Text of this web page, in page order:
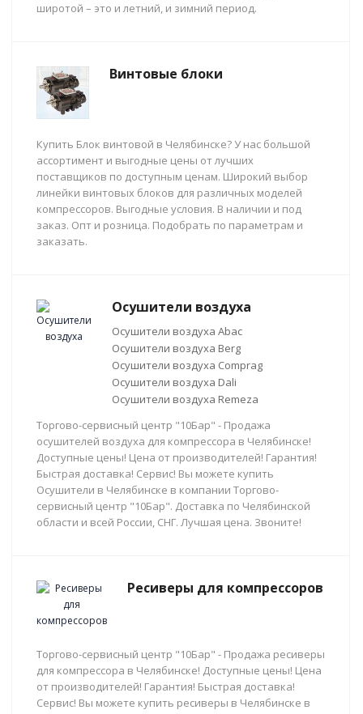
широтой – это и летний, и зимний период.
Винтовые блоки
Купить Блок винтовой в Челябинске? У нас большой
ассортимент и выгодные цены от лучших
поставщиков по доступным ценам. Широкий выбор
линейки винтовых блоков для различных моделей
компрессоров. Выгодные условия. В наличии и под
заказ. Опт и розница. Подобрать по параметрам и
заказать.
Осушители воздуха
Осушители воздуха Abac
Осушители воздуха Berg
Осушители воздуха Comprag
Осушители воздуха Dali
Осушители воздуха Remeza
Торгово-сервисный центр "10Бар" - Продажа
осушителей воздуха для компрессора в Челябинске!
Доступные цены! Цена от производителей! Гарантия!
Быстрая доставка! Сервис! Вы можете купить
Осушители в Челябинске в компании Торгово-
сервисный центр "10Бар". Доставка по Челябинской
области и всей России, СНГ. Лучшая цена. Звоните!
Ресиверы для компрессоров
Торгово-сервисный центр "10Бар" - Продажа ресиверы
для компрессора в Челябинске! Доступные цены! Цена
от производителей! Гарантия! Быстрая доставка!
Сервис! Вы можете купить ресиверы в Челябинске в